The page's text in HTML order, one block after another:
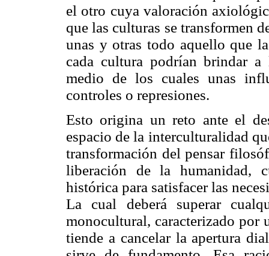
el otro cuya valoración
que las culturas se transformen
unas y otras todo aquello que
cada cultura podrían brindar a
medio de los cuales unas
controles o represiones.
Esto origina un reto ante el
espacio de la interculturalidad
transformación del pensar
liberación de la humanidad,
histórica para satisfacer las
La cual deberá superar
monocultural, caracterizado por
tiende a cancelar la apertura